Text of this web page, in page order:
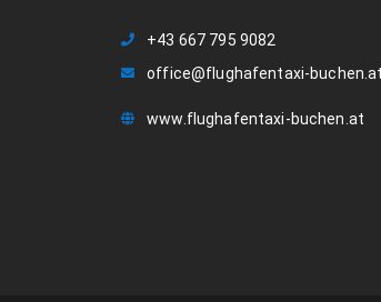
+43 667 795 9082
office@flughafentaxi-buchen.at
www.flughafentaxi-buchen.at